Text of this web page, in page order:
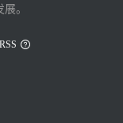
。
RSS